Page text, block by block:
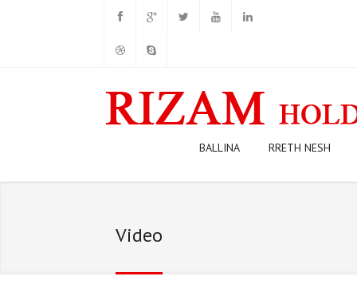
BALLINA RRETH NESH
Video